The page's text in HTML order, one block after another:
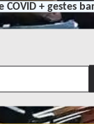
+ gestes